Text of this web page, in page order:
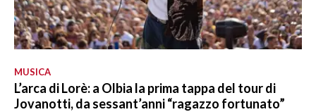
MUSICA
L’arca di Lorè: a Olbia la prima tappa del tour di
Jovanotti, da sessant’anni “ragazzo fortunato”